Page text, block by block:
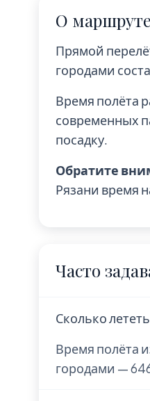
О маршруте
Прямой
городами
Время полёта
современных
посадку.
Обратите
Рязани время
Часто
Сколько
Время полёта
городами —